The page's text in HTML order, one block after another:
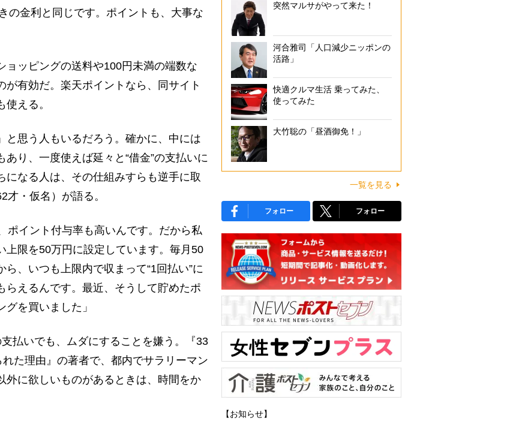
の金利と同じです。ポイントも、大事な
ッピングの送料や100円未満の端数な
有効だ。楽天ポイントなら、同サイト
える。
と思う人もいるだろう。確かに、中には
り、一度使えば延々と“借金”の支払いに
なる人は、その仕組みすらも逆手に取
才・仮名）が語る。
ポイント付与率も高いんです。だから私
上限を50万円に設定しています。毎月50
、いつも上限内で収まって“1回払い”に
えるんです。最近、そうして貯めたポ
を買いました」
払いでも、ムダにすることを嫌う。『33
た理由』の著者で、都内でサラリーマン
外に欲しいものがあるときは、時間をか
突然マルサがやって来た！
河合雅司「人口減少ニッポンの
活路」
快適クルマ生活 乗ってみた、
使ってみた
大竹聡の「昼酒御免！」
一覧を見る
フォロー フォロー
【お知らせ】